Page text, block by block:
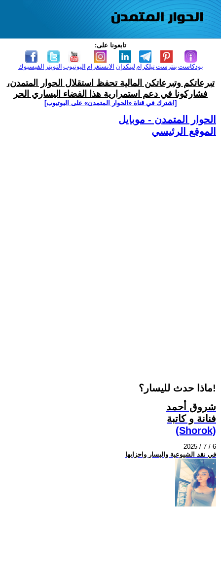
تابعونا على:
الفيسبوك التويتر اليوتيوب الانستغرام لينكدإن تيلكرامبنترست بودكاست
تبرعاتكم وتبرعاتكن المالية تحفظ استقلال الحوار المتمدن،
فشاركونا في دعم استمرارية هذا الفضاء اليساري الحر
[اشترك في قناة ‫«الحوار المتمدن» على اليوتيوب]
الحوار المتمدن - موبايل
الموقع الرئيسي
ماذا حدث لليسار؟!
شروق أحمد
فنانة و كاتبة
(Shorok)
2025 / 7 / 6
في نقد الشيوعية واليسار واحزابها